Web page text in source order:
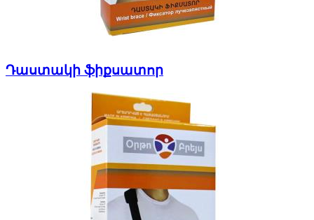
Դաստակի ֆիքսատոր